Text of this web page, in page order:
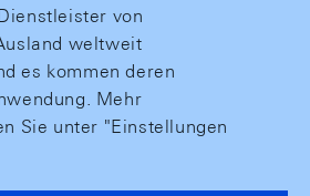
von
weltweit
es kommen deren
Mehr
Sie unter "Einstellungen